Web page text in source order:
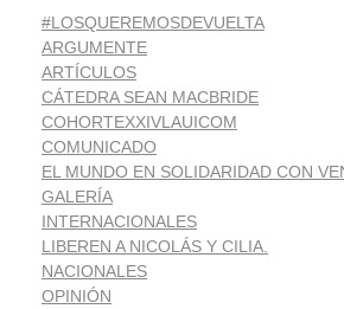
#LOSQUEREMOSDEVUELTA
ARGUMENTE
ARTÍCULOS
CÁTEDRA SEAN MACBRIDE
COHORTEXXIVLAUICOM
COMUNICADO
EL MUNDO EN SOLIDARIDAD CON
GALERÍA
INTERNACIONALES
LIBEREN A NICOLÁS Y CILIA.
NACIONALES
OPINIÓN